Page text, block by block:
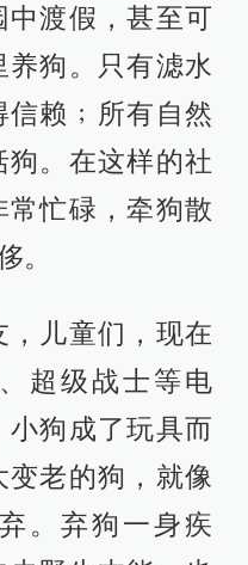
渡假，甚至可
狗。只有滤水
赖﹔所有自然
。在这样的社
忙碌，牵狗散
。
儿童们，现在
超级战士等电
狗成了玩具而
老的狗，就像
。弃狗一身疾